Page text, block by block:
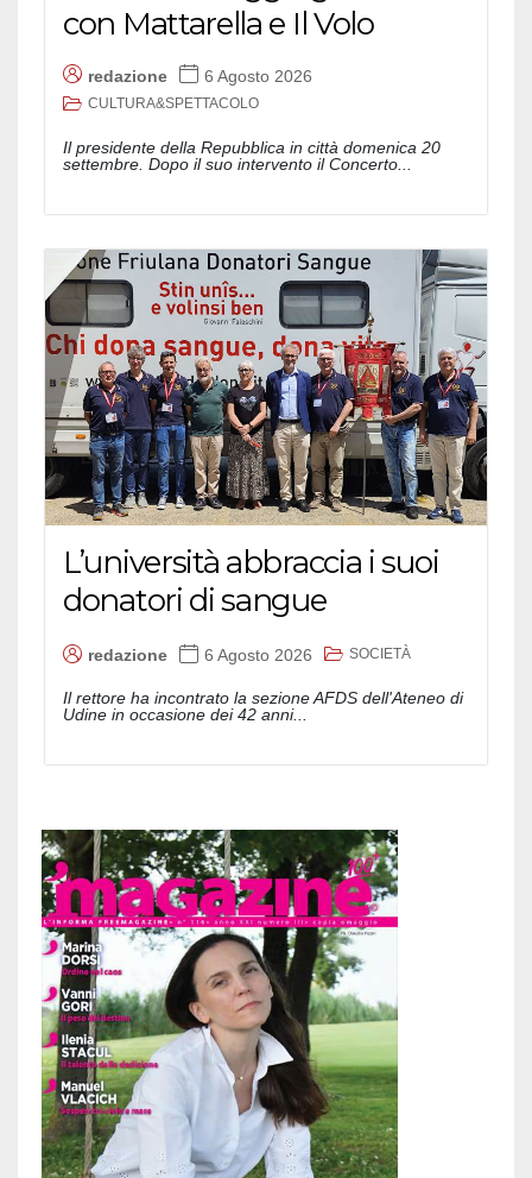
con Mattarella e Il Volo
redazione 6 Agosto 2026
CULTURA&SPETTACOLO
Il presidente della Repubblica in città domenica 20
settembre. Dopo il suo intervento il Concerto...
L’università abbraccia i suoi
donatori di sangue
redazione 6 Agosto 2026 SOCIETÀ
Il rettore ha incontrato la sezione AFDS dell'Ateneo di
Udine in occasione dei 42 anni...